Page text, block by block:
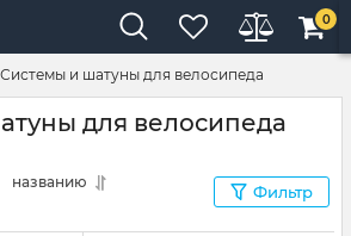
0
Системы и шатуны для велосипеда
для велосипеда
названию
Фильтр